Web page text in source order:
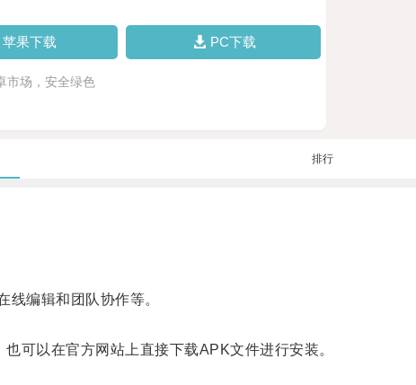
苹果下载 PC下载
市场，安全绿色
排行
编辑和团队协作等。
可以在官方网站上直接下载APK文件进行安装。